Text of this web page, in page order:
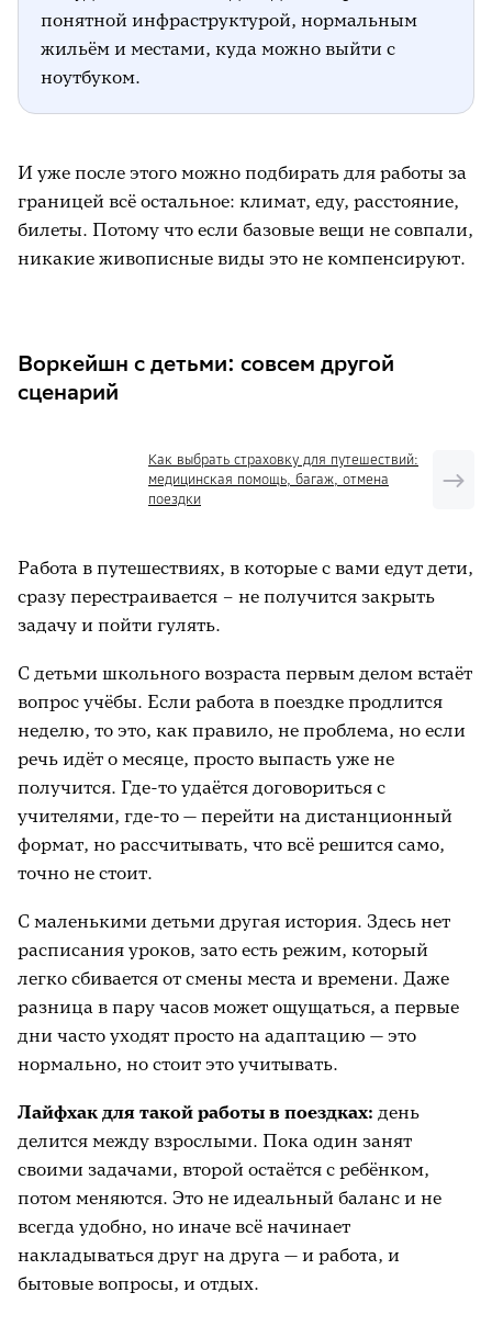
понятной инфраструктурой, нормальным
жильём и местами, куда можно выйти с
ноутбуком.
И уже после этого можно подбирать для работы за
границей всё остальное: климат, еду, расстояние,
билеты. Потому что если базовые вещи не совпали,
никакие живописные виды это не компенсируют.
Воркейшн с детьми: совсем другой
сценарий
Как выбрать страховку для путешествий:
медицинская помощь, багаж, отмена
поездки
Работа в путешествиях, в которые с вами едут дети,
сразу перестраивается – не получится закрыть
задачу и пойти гулять.
С детьми школьного возраста первым делом встаёт
вопрос учёбы. Если работа в поездке продлится
неделю, то это, как правило, не проблема, но если
речь идёт о месяце, просто выпасть уже не
получится. Где-то удаётся договориться с
учителями, где-то — перейти на дистанционный
формат, но рассчитывать, что всё решится само,
точно не стоит.
С маленькими детьми другая история. Здесь нет
расписания уроков, зато есть режим, который
легко сбивается от смены места и времени. Даже
разница в пару часов может ощущаться, а первые
дни часто уходят просто на адаптацию — это
нормально, но стоит это учитывать.
Лайфхак для такой работы в поездках: день
делится между взрослыми. Пока один занят
своими задачами, второй остаётся с ребёнком,
потом меняются. Это не идеальный баланс и не
всегда удобно, но иначе всё начинает
накладываться друг на друга — и работа, и
бытовые вопросы, и отдых.